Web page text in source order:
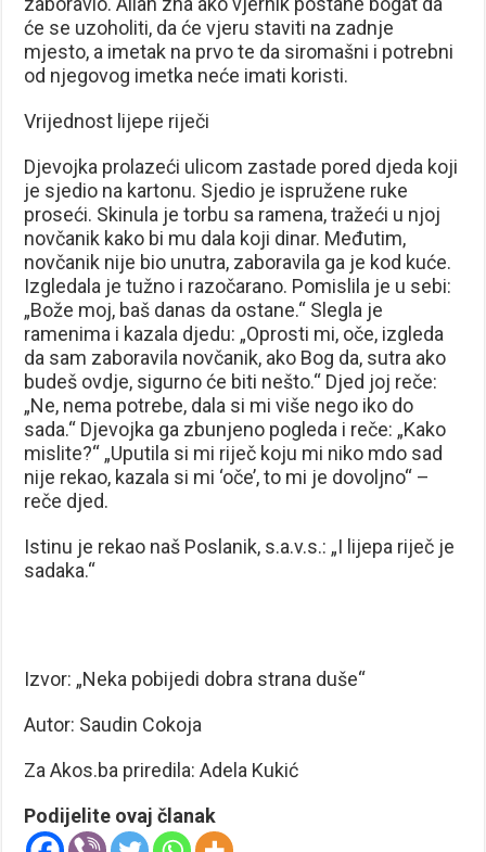
će se uzoholiti, da će vjeru staviti na zadnje
mjesto, a imetak na prvo te da siromašni i potrebni
od njegovog imetka neće imati koristi.
Vrijednost lijepe riječi
Djevojka prolazeći ulicom zastade pored djeda koji
je sjedio na kartonu. Sjedio je ispružene ruke
proseći. Skinula je torbu sa ramena, tražeći u njoj
novčanik kako bi mu dala koji dinar. Međutim,
novčanik nije bio unutra, zaboravila ga je kod kuće.
Izgledala je tužno i razočarano. Pomislila je u sebi:
„Bože moj, baš danas da ostane.“ Slegla je
ramenima i kazala djedu: „Oprosti mi, oče, izgleda
da sam zaboravila novčanik, ako Bog da, sutra ako
budeš ovdje, sigurno će biti nešto.“ Djed joj reče:
„Ne, nema potrebe, dala si mi više nego iko do
sada.“ Djevojka ga zbunjeno pogleda i reče: „Kako
mislite?“ „Uputila si mi riječ koju mi niko mdo sad
nije rekao, kazala si mi ‘oče’, to mi je dovoljno“ –
reče djed.
Istinu je rekao naš Poslanik, s.a.v.s.: „I lijepa riječ je
sadaka.“
Izvor: „Neka pobijedi dobra strana duše“
Autor: Saudin Cokoja
Za Akos.ba priredila: Adela Kukić
Podijelite ovaj članak